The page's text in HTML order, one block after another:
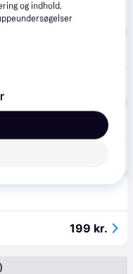
199 kr.
199 kr.
og indhold,